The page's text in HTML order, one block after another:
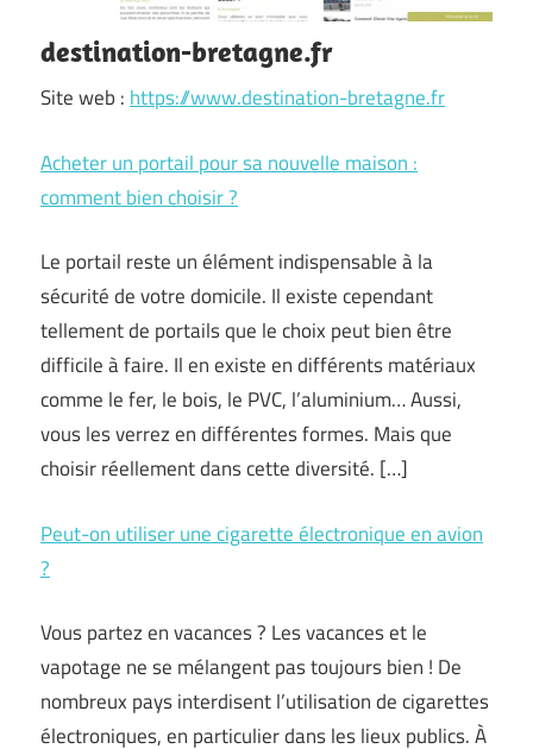
destination-bretagne.fr
Site web : https://www.destination-bretagne.fr
Acheter un portail pour sa nouvelle maison :
comment bien choisir ?
Le portail reste un élément indispensable à la
sécurité de votre domicile. Il existe cependant
tellement de portails que le choix peut bien être
difficile à faire. Il en existe en différents matériaux
comme le fer, le bois, le PVC, l’aluminium… Aussi,
vous les verrez en différentes formes. Mais que
choisir réellement dans cette diversité. […]
Peut-on utiliser une cigarette électronique en avion
?
Vous partez en vacances ? Les vacances et le
vapotage ne se mélangent pas toujours bien ! De
nombreux pays interdisent l’utilisation de cigarettes
électroniques, en particulier dans les lieux publics. À